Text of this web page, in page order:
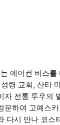
에어컨 버스
령 교회, 산타
자 전통 투우의
문하여 고예스
다시 만나 코